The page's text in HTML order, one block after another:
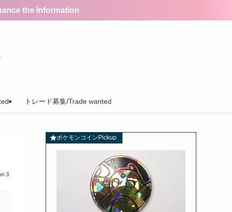
the Information
トレード募集/Trade wanted
3
ポケモンコインPickup